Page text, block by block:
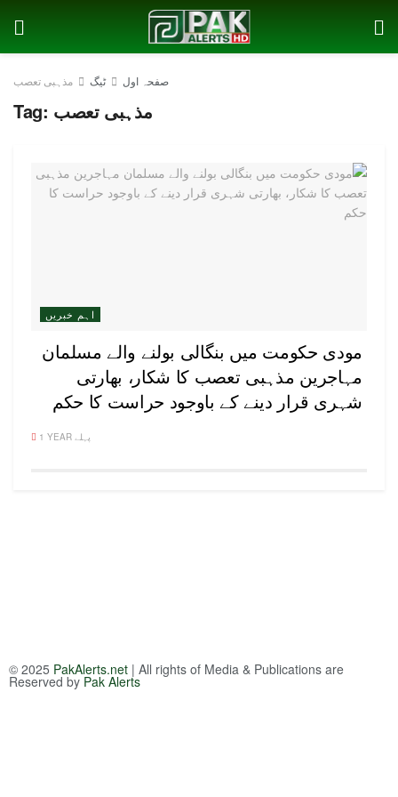
صفحہ اول ٹیگ مذہبی تعصب
Tag: مذہبی تعصب
اہم خبریں
مودی حکومت میں بنگالی بولنے والے مسلمان
مہاجرین مذہبی تعصب کا شکار، بھارتی
شہری قرار دینے کے باوجود حراست کا حکم
1 YEAR پہلے
© 2025 PakAlerts.net | All rights of Media & Publications are
Reserved by Pak Alerts